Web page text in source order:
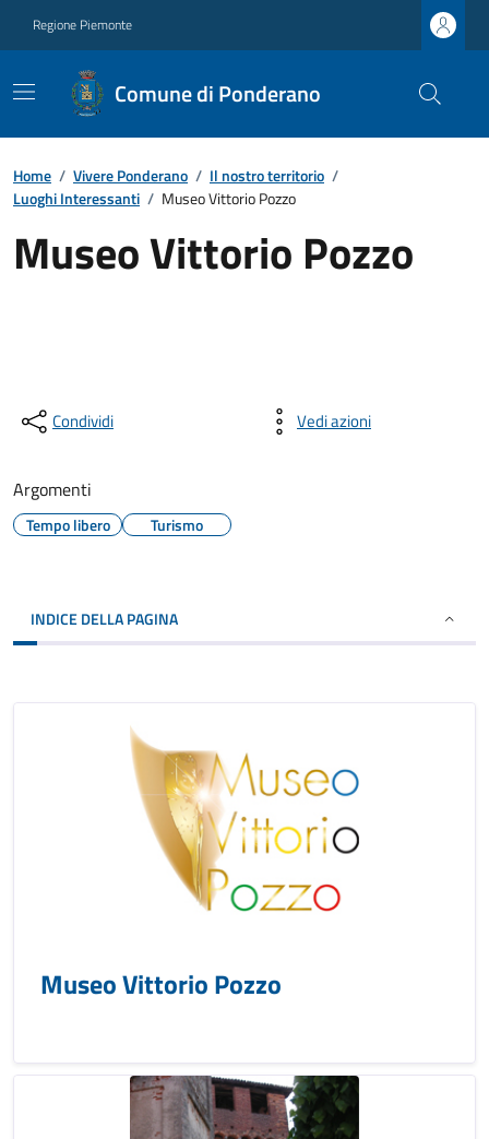
Regione Piemonte
Comune di Ponderano
Home / Vivere Ponderano / Il nostro territorio /
Luoghi Interessanti / Museo Vittorio Pozzo
Museo Vittorio Pozzo
Condividi Vedi azioni
Argomenti
Tempo libero Turismo
INDICE DELLA PAGINA
Museo Vittorio Pozzo